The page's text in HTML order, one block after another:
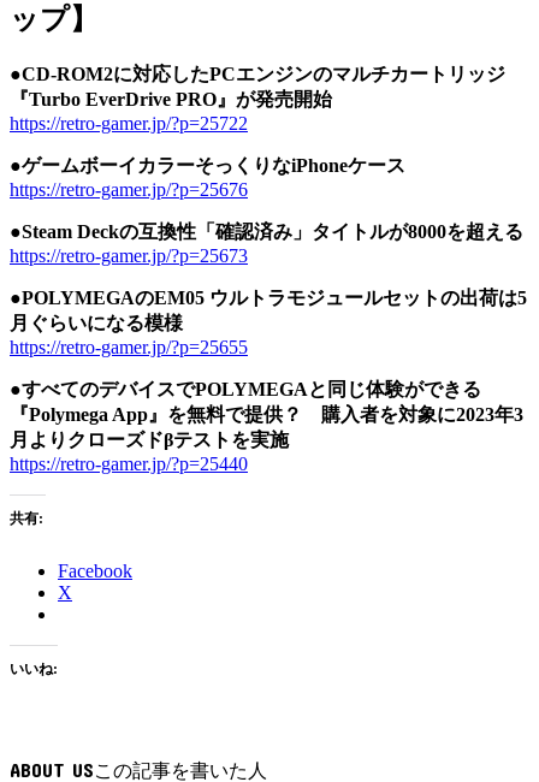
ップ】
●CD-ROM2に対応したPCエンジンのマルチカートリッジ
『Turbo EverDrive PRO』が発売開始
https://retro-gamer.jp/?p=25722
●ゲームボーイカラーそっくりなiPhoneケース
https://retro-gamer.jp/?p=25676
●Steam Deckの互換性「確認済み」タイトルが8000を超える
https://retro-gamer.jp/?p=25673
●POLYMEGAのEM05 ウルトラモジュールセットの出荷は5
月ぐらいになる模様
https://retro-gamer.jp/?p=25655
●すべてのデバイスでPOLYMEGAと同じ体験ができる
『Polymega App』を無料で提供？ 購入者を対象に2023年3
月よりクローズドβテストを実施
https://retro-gamer.jp/?p=25440
共有:
Facebook
X
いいね:
ABOUT US